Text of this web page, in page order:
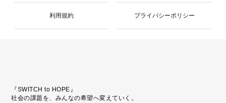
利用規約 プライバシーポリシー
『SWITCH to HOPE』
社会の課題を、みんなの希望へ変えていく。